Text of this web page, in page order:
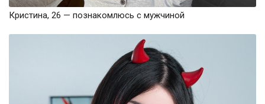
Кристина, 26 — познакомлюсь с мужчиной